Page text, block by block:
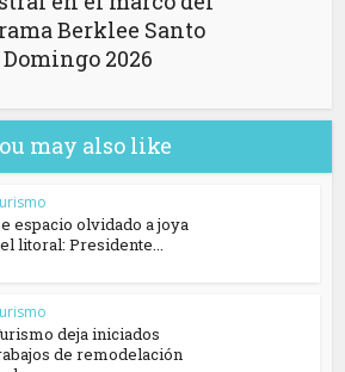
Berklee Santo
Domingo 2026
may also like
espacio olvidado a joya
litoral: Presidente...
deja iniciados
de remodelación